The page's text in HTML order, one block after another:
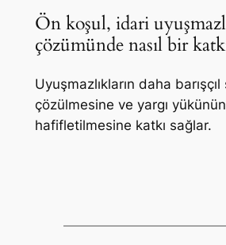
Ön koşul, idari
çözümünde nasıl bir
Uyuşmazlıkların daha
çözülmesine ve yargı yükünün
hafifletilmesine katkı sağlar.